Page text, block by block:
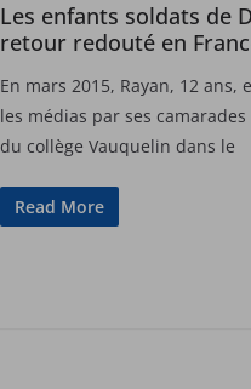
Les enfants soldats de
retour redouté en
En mars 2015, Rayan, 12 ans,
les médias par ses camarades
du collège Vauquelin dans le
Read More